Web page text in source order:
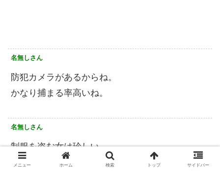
名無しさん
防犯カメラがあるからね。
かなり捕まる率高いね。
名無しさん
制服を盗む女は珍しい
メニュー ホーム 検索 トップ サイドバー